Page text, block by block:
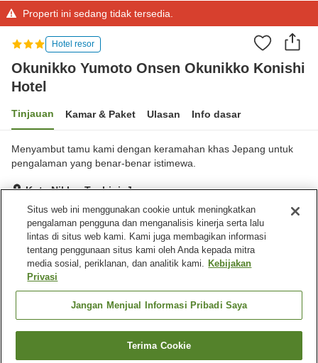
Properti ini sedang tidak tersedia.
Hotel resor
Okunikko Yumoto Onsen Okunikko Konishi
Hotel
Tinjauan Kamar & Paket Ulasan Info dasar
Menyambut tamu kami dengan keramahan khas Jepang untuk
pengalaman yang benar-benar istimewa.
Kota Nikko, Tochigi, Jepang
Lihat di peta
Sangat baik Ulasan:63
Fasilitas properti
Tempat parkir
Restoran
Kafe
Cari kamar
Situs web ini menggunakan cookie untuk meningkatkan
pengalaman pengguna dan menganalisis kinerja serta lalu
lintas di situs web kami. Kami juga membagikan informasi
tentang penggunaan situs kami oleh Anda kepada mitra
media sosial, periklanan, dan analitik kami. Kebijakan
Privasi
Jangan Menjual Informasi Pribadi Saya
Terima Cookie